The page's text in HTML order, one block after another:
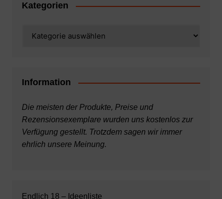
Kategorien
Information
Die meisten der Produkte, Preise und
Rezensionsexemplare wurden uns kostenlos zur
Verfügung gestellt. Trotzdem sagen wir immer
ehrlich unsere Meinung.
Endlich 18 – Ideenliste